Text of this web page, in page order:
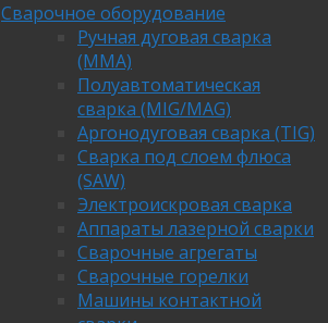
Сварочное оборудование
Ручная дуговая сварка
(MMA)
Полуавтоматическая
сварка (MIG/MAG)
Аргонодуговая сварка (TIG)
Сварка под слоем флюса
(SAW)
Электроискровая сварка
Аппараты лазерной сварки
Сварочные агрегаты
Сварочные горелки
Машины контактной